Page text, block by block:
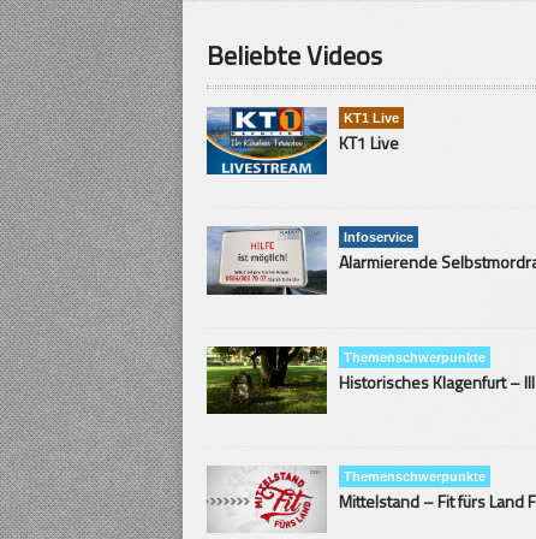
Beliebte Videos
KT1 Live
KT1 Live
Infoservice
Themenschwerpunkte
Historisches Klagenfurt – III
Themenschwerpunkte